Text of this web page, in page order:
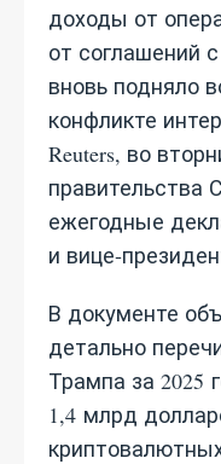
доходы от
от соглашений
вновь подняло
конфликте
Reuters, во
правительства
ежегодные
и
В документе
детально
Трампа за 2025
1,4 млрд